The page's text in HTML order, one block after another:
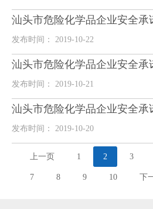
汕头市危险化学品企业安全承
发布时间： 2019-10-22
汕头市危险化学品企业安全承
发布时间： 2019-10-21
汕头市危险化学品企业安全承
发布时间： 2019-10-20
上一页 1 2 3
7 8 9 10 下